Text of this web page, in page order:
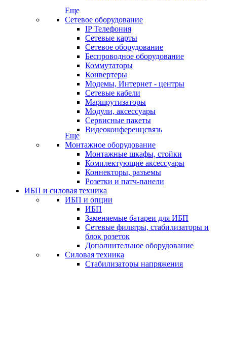
Еще
Сетевое оборудование
IP Телефония
Сетевые карты
Сетевое оборудование
Беспроводное оборудование
Коммутаторы
Конвертеры
Модемы, Интернет - центры
Сетевые кабели
Маршрутизаторы
Модули, аксессуары
Сервисные пакеты
Видеоконференцсвязь
Еще
Монтажное оборудование
Монтажные шкафы, стойки
Комплектующие аксессуары
Коннекторы, разъемы
Розетки и патч-панели
ИБП и силовая техника
ИБП и опции
ИБП
Заменяемые батареи для ИБП
Сетевые фильтры, стабилизаторы и
блок розеток
Дополнительное оборудование
Силовая техника
Стабилизаторы напряжения